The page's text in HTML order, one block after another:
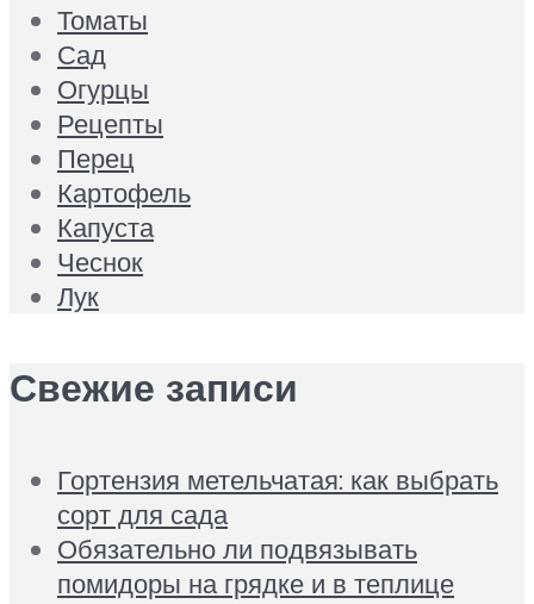
Томаты
Сад
Огурцы
Рецепты
Перец
Картофель
Капуста
Чеснок
Лук
Свежие записи
Гортензия метельчатая: как выбрать
сорт для сада
Обязательно ли подвязывать
помидоры на грядке и в теплице